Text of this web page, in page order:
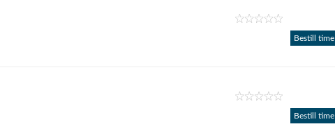
Bestill time
Bestill time